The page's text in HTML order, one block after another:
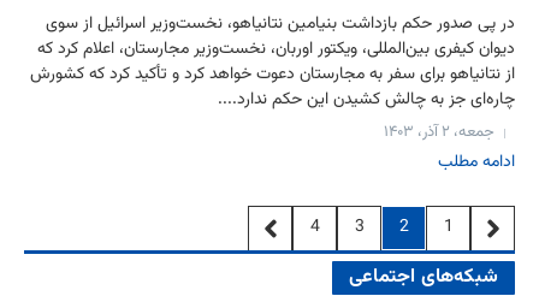
در پی صدور حکم بازداشت بنیامین نتانیاهو، نخست‌وزیر اسرائیل از سوی
دیوان کیفری بین‌المللی، ویکتور اوربان، نخست‌وزیر مجارستان، اعلام کرد که
از نتانیاهو برای سفر به مجارستان دعوت خواهد کرد و تأکید کرد که کشورش
چاره‌ای جز به چالش کشیدن این حکم ندارد....
جمعه، ۲ آذر، ۱۴۰۳
ادامه مطلب
1
2
3
4
شبکه‌های اجتماعی